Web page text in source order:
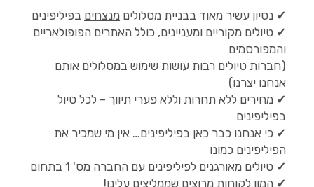
✓ נסיון עשיר מאוד בבניית מסלולים מנצחים בפיליפינים
✓ טיולים מקוריים ומעניינים, כולל האתרים הפופולאריים
והמפורסמים
(חברות טיולים רבות עושות שימוש במסלולים אותם
אנחנו יצרנו)
✓ מחירים ללא תחרות וללא פערי תיווך – לכל טיול
בפיליפינים
✓ כי אנחנו כבר כאן בפיליפינים… אין מי שמכיר את
הפיליפינים כמונו
✓ טיולים מאורגנים לפיליפינים עם החברה מס' 1 בתחום
✓ המון לקוחות מרוצים שממליצים עלינו!